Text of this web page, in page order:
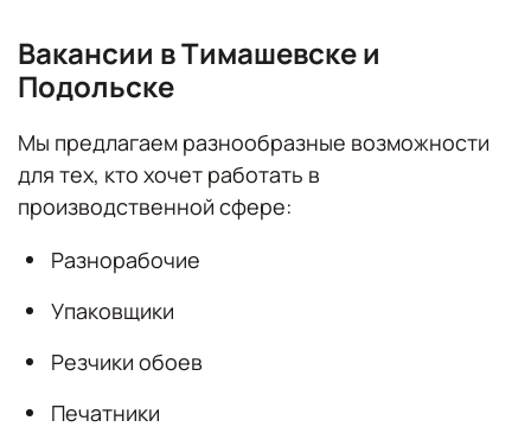
Вакансии в Тимашевске и
Подольске
Мы предлагаем разнообразные возможности
для тех, кто хочет работать в
производственной сфере:
Разнорабочие
Упаковщики
Резчики обоев
Печатники